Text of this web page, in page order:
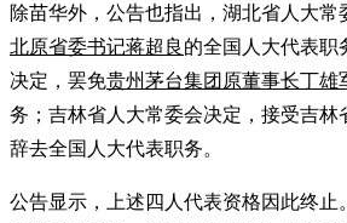
除苗华外，公告也指出，湖北省人大常
北原省委书记蒋超良 的全国人大代表职
决定，罢免贵州茅台集团原董事长丁雄
务；吉林省人大常委会决定，接受吉林
辞去全国人大代表职务。
公告显示，上述四人代表资格因此终止